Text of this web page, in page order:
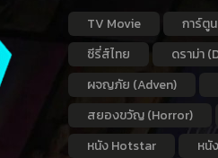
TV Movie การ์ตู
ซีรี่ส์ไทย
ดราม่า
ผจญภัย (Adven)
สยองขวัญ (Horror)
หนัง Hotstar
หนั